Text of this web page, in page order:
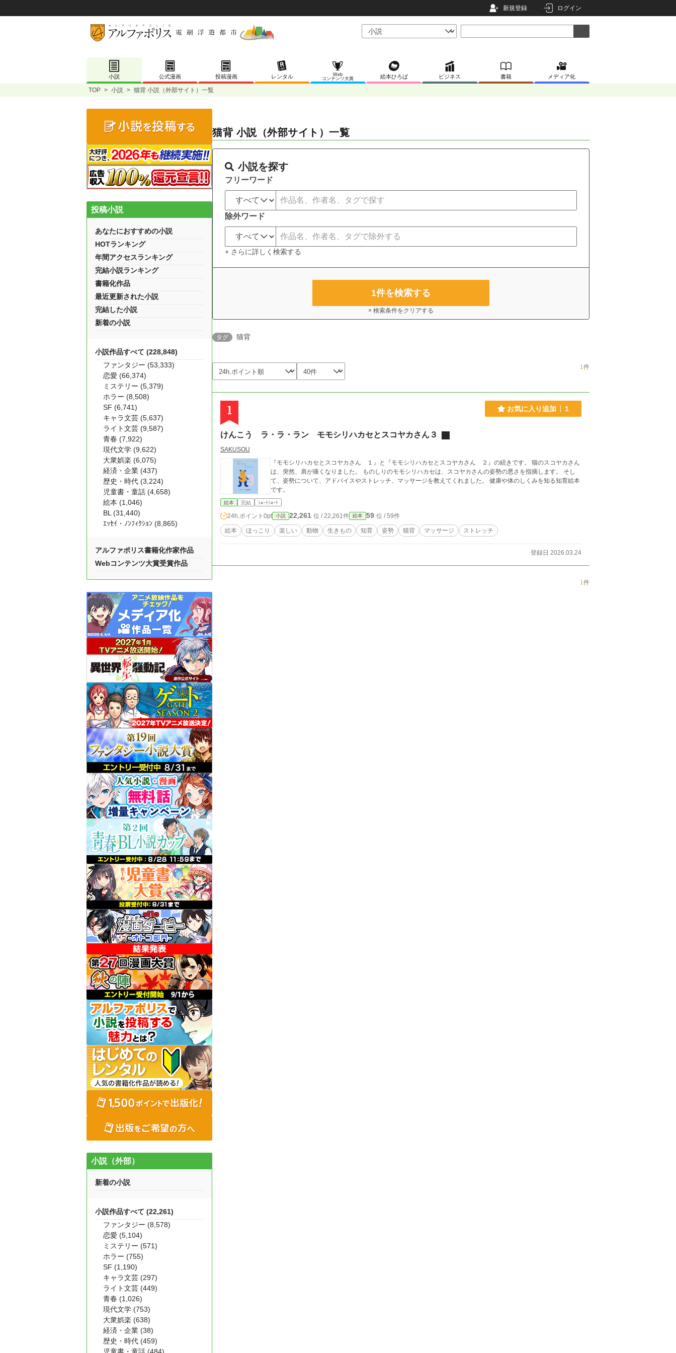
新規登録 ログイン
小説 公式漫画 投稿漫画 レンタル
Web
コンテンツ大賞
絵本ひろば ビジネス 書籍 メディア化
TOP > 小説 > 猫背 小説（外部サイト）一覧
猫背 小説（外部サイト）一覧
小説を探す
フリーワード
除外ワード
+ さらに詳しく検索する
1件を検索する
× 検索条件をクリアする
タグ 猫背
1件
1 お気に入り追加 1
けんこう ラ・ラ・ラン モモシリハカセとスコヤカさん３
SAKUSOU
『モモシリハカセとスコヤカさん １』と『モモシリハカセとスコヤカさん ２』の続きです。 猫のスコヤカさん
は、突然、肩が痛くなりました。 ものしりのモモシリハカセは、スコヤカさんの姿勢の悪さを指摘します。 そし
て、姿勢について、アドバイスやストレッチ、マッサージを教えてくれました。 健康や体のしくみを知る知育絵本
です。
絵本 完結 ｼｮｰﾄｼｮｰﾄ
24h.ポイント 0pt 小説 22,261 位 / 22,261件 絵本 59 位 / 59件
絵本 ほっこり 楽しい 動物 生きもの 知育 姿勢 猫背 マッサージ ストレッチ
登録日 2026.03.24
1件
投稿小説
あなたにおすすめの小説
HOTランキング
年間アクセスランキング
完結小説ランキング
書籍化作品
最近更新された小説
完結した小説
新着の小説
小説作品すべて (228,848)
ファンタジー (53,333)
恋愛 (66,374)
ミステリー (5,379)
ホラー (8,508)
SF (6,741)
キャラ文芸 (5,637)
ライト文芸 (9,587)
青春 (7,922)
現代文学 (9,622)
大衆娯楽 (6,075)
経済・企業 (437)
歴史・時代 (3,224)
児童書・童話 (4,658)
絵本 (1,046)
BL (31,440)
ｴｯｾｲ・ﾉﾝﾌｨｸｼｮﾝ (8,865)
アルファポリス書籍化作家作品
Webコンテンツ大賞受賞作品
小説（外部）
新着の小説
小説作品すべて (22,261)
ファンタジー (8,578)
恋愛 (5,104)
ミステリー (571)
ホラー (755)
SF (1,190)
キャラ文芸 (297)
ライト文芸 (449)
青春 (1,026)
現代文学 (753)
大衆娯楽 (638)
経済・企業 (38)
歴史・時代 (459)